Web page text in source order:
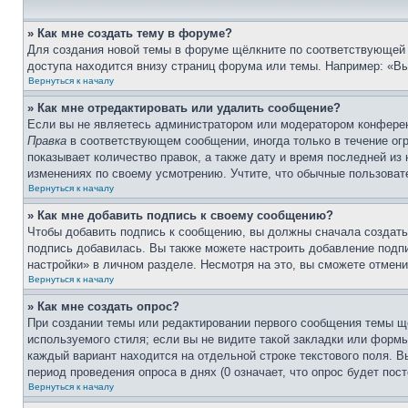
» Как мне создать тему в форуме?
Для создания новой темы в форуме щёлкните по
доступа находится внизу страниц форума или темы. Например:
Вернуться к началу
» Как мне отредактировать или удалить сообщение?
Если вы не являетесь администратором или модератором
Правка в соответствующем сообщении, иногда только в течение
показывает количество правок, а также дату и время последней
изменениях по своему усмотрению. Учтите, что обычные
Вернуться к началу
» Как мне добавить подпись к своему сообщению?
Чтобы добавить подпись к сообщению, вы должны сначала
подпись добавилась. Вы также можете настроить добавление
настройки» в личном разделе. Несмотря на это, вы сможете
Вернуться к началу
» Как мне создать опрос?
При создании темы или редактировании первого сообщения темы
используемого стиля; если вы не видите такой закладки или
каждый вариант находится на отдельной строке текстового
период проведения опроса в днях (0 означает, что опрос будет
Вернуться к началу